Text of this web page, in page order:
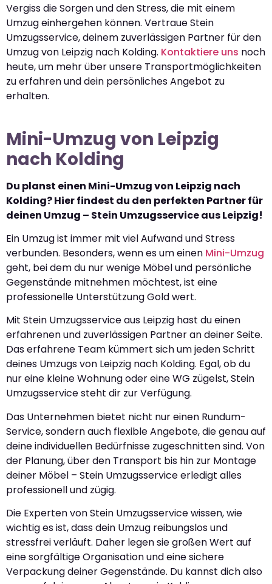
Vergiss die Sorgen und den Stress, die mit einem
Umzug einhergehen können. Vertraue Stein
Umzugsservice, deinem zuverlässigen Partner für den
Umzug von Leipzig nach Kolding. Kontaktiere uns noch
heute, um mehr über unsere Transportmöglichkeiten
zu erfahren und dein persönliches Angebot zu
erhalten.
Mini-Umzug von Leipzig
nach Kolding
Du planst einen Mini-Umzug von Leipzig nach
Kolding? Hier findest du den perfekten Partner für
deinen Umzug – Stein Umzugsservice aus Leipzig!
Ein Umzug ist immer mit viel Aufwand und Stress
verbunden. Besonders, wenn es um einen Mini-Umzug
geht, bei dem du nur wenige Möbel und persönliche
Gegenstände mitnehmen möchtest, ist eine
professionelle Unterstützung Gold wert.
Mit Stein Umzugsservice aus Leipzig hast du einen
erfahrenen und zuverlässigen Partner an deiner Seite.
Das erfahrene Team kümmert sich um jeden Schritt
deines Umzugs von Leipzig nach Kolding. Egal, ob du
nur eine kleine Wohnung oder eine WG zügelst, Stein
Umzugsservice steht dir zur Verfügung.
Das Unternehmen bietet nicht nur einen Rundum-
Service, sondern auch flexible Angebote, die genau auf
deine individuellen Bedürfnisse zugeschnitten sind. Von
der Planung, über den Transport bis hin zur Montage
deiner Möbel – Stein Umzugsservice erledigt alles
professionell und zügig.
Die Experten von Stein Umzugsservice wissen, wie
wichtig es ist, dass dein Umzug reibungslos und
stressfrei verläuft. Daher legen sie großen Wert auf
eine sorgfältige Organisation und eine sichere
Verpackung deiner Gegenstände. Du kannst dich also